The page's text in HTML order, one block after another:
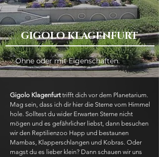
GIGOLO KLAGENFURT
Ohne oder mit Eigenschaften.
Gigolo Klagenfurttrifft dich vor dem Planetarium.
Mag sein, dass ich dir hier die Sterne vom Himmel
hole. Solltest du wider Erwarten Sterne nicht
mögen und es gefährlicher liebst, dann besuchen
wir den Reptilienzoo Happ und bestaunen
Mambas, Klapperschlangen und Kobras. Oder
magst du es lieber klein? Dann schauen wir uns